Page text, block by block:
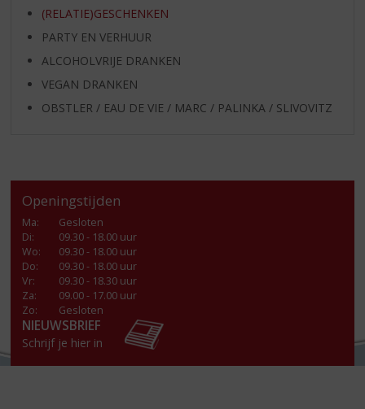
(RELATIE)GESCHENKEN
PARTY EN VERHUUR
ALCOHOLVRIJE DRANKEN
VEGAN DRANKEN
OBSTLER / EAU DE VIE / MARC / PALINKA / SLIVOVITZ
Openingstijden
Ma:
Gesloten
Di:
09.30 - 18.00 uur
Wo:
09.30 - 18.00 uur
Do:
09.30 - 18.00 uur
Vr:
09.30 - 18.30 uur
Za:
09.00 - 17.00 uur
Zo:
Gesloten
NIEUWSBRIEF
Schrijf je hier in